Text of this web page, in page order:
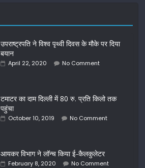
उपराष्ट्रपति ने विश्व पृथ्वी दिवस के मौके पर दिया
बयान
April 22, 2020 No Comment
टमाटर का दाम दिल्ली में 80 रु. प्रति किलो तक
पहुंचा
October 10, 2019 No Comment
आयकर विभाग ने लॉन्च किया ई-कैलकुलेटर
February 8, 2020 No Comment